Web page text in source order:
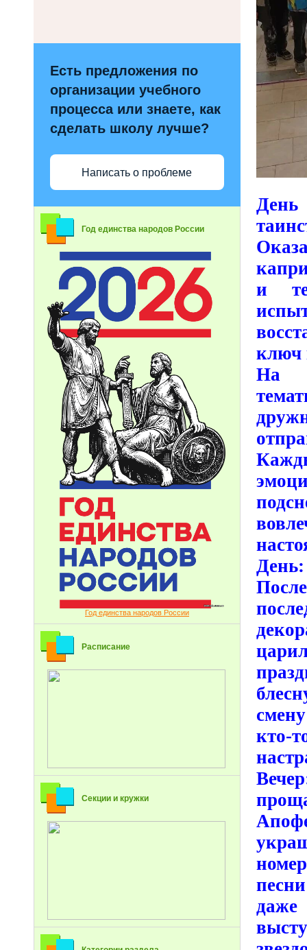
Есть предложения по
организации учебного
процесса или знаете, как
сделать школу лучше?
Написать о проблеме
Год единства народов России
Год единства народов России
Расписание
Секции и кружки
и
ключ
На
кто-